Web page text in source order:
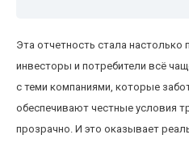
Эта отчетность стала настолько
инвесторы и потребители всё
с теми компаниями, которые
обеспечивают честные условия
прозрачно. И это оказывает